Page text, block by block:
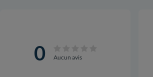
0 Aucun avis